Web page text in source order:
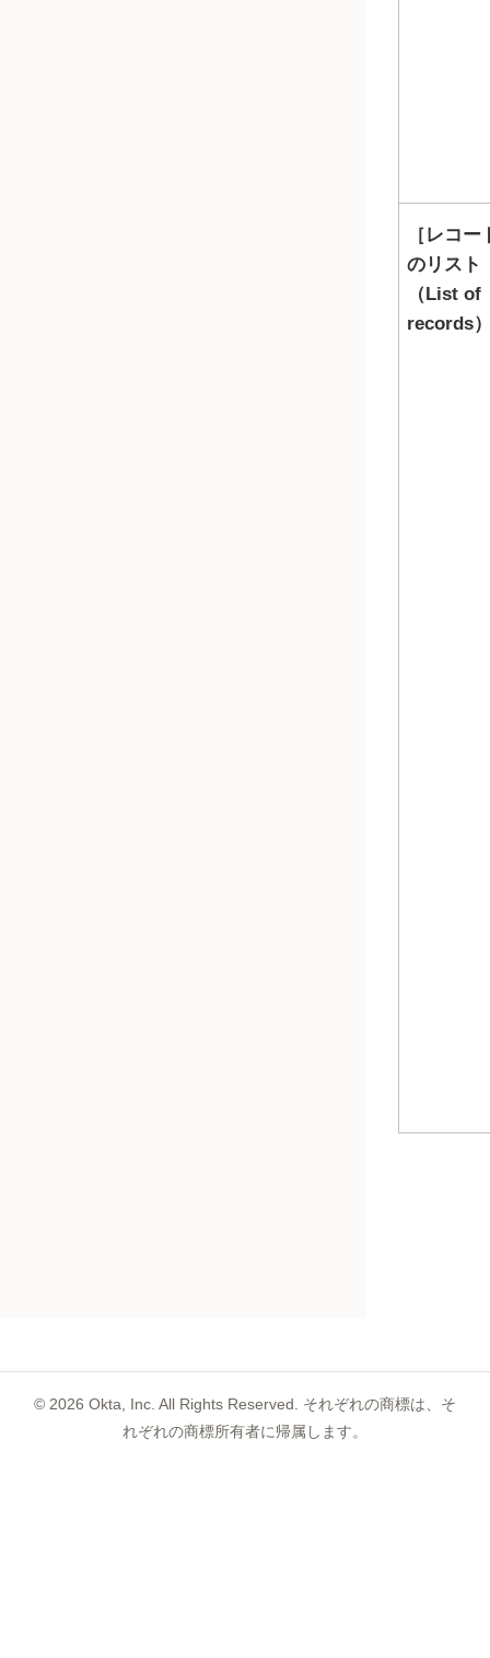
レコー
のリスト
（List of
records
© 2026 Okta, Inc. All Rights Reserved. それぞれの商標は、そ
れぞれの商標所有者に帰属します。